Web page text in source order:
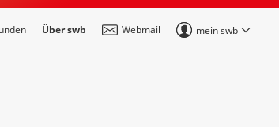
Über swb Webmail mein swb